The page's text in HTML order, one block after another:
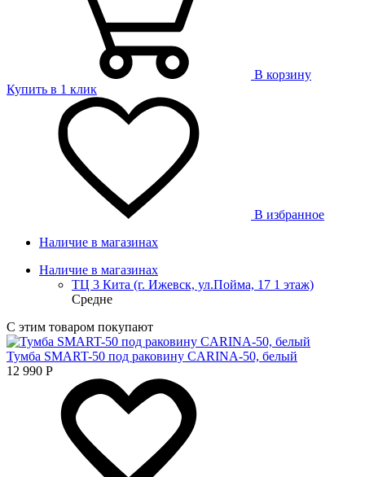
В корзину
Купить в 1 клик
В избранное
Наличие в магазинах
Наличие в магазинах
ТЦ 3 Кита (г. Ижевск, ул.Пойма, 17 1 этаж)
Средне
С этим товаром покупают
Тумба SMART-50 под раковину CARINA-50, белый
12 990 Р